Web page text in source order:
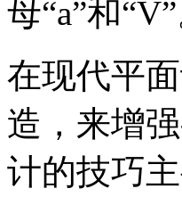
母“a”和“V”
在现代平
造，来增
计的技巧